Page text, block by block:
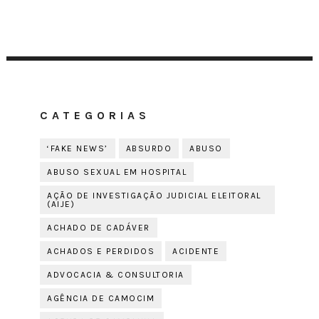
CATEGORIAS
‘FAKE NEWS’ ABSURDO ABUSO
ABUSO SEXUAL EM HOSPITAL
AÇÃO DE INVESTIGAÇÃO JUDICIAL ELEITORAL
(AIJE)
ACHADO DE CADÁVER
ACHADOS E PERDIDOS ACIDENTE
ADVOCACIA & CONSULTORIA
AGÊNCIA DE CAMOCIM